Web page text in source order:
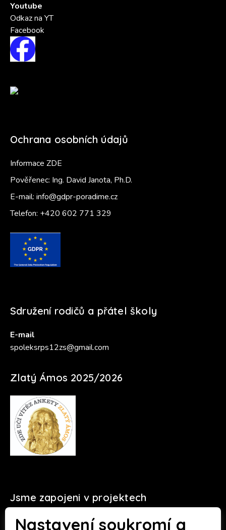
Nastavení soukromí a
Youtube
Odkaz na YT
Facebook
Ochrana osobních údajů
Informace ZDE
Pověřenec: Ing. David Janota, Ph.D.
E-mail: info@gdpr-poradime.cz
Telefon: +420 602 771 329
Sdružení rodičů a přátel školy
E-mail
spoleksrps12zs@gmail.com
Zlatý Ámos 2025/2026
Jsme zapojeni v projektech